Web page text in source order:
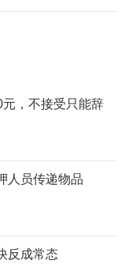
元，不接受只能辞
人员传递物品
反成常态